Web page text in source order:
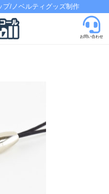
プ/ノベルティグッズ制作
お問い合わせ